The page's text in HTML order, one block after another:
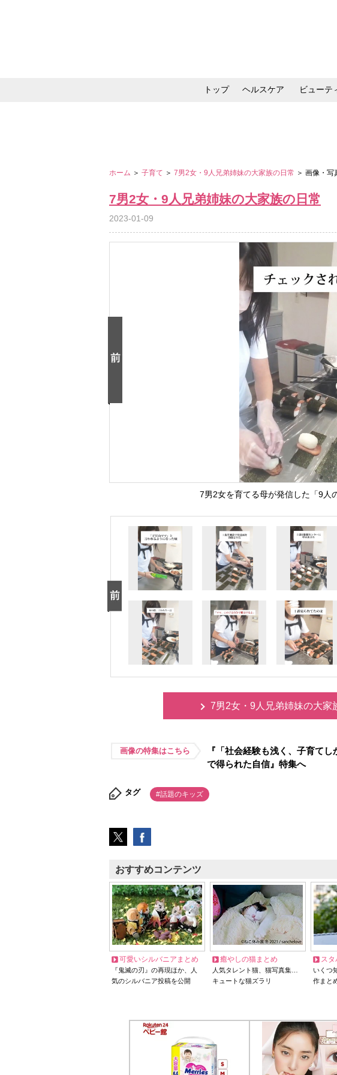
トップ ヘルスケア ビューテ
ホーム ＞ 子育て ＞ 7男2女・9人兄弟姉妹の大家族の日常 ＞ 画像・写
7男2女・9人兄弟姉妹の大家族の日常
2023-01-09
7男2女を育てる母が発信した「9人
7男2女・9人兄弟姉妹の大家
画像の特集はこちら
『「社会経験も浅く、子育て
で得られた自信』特集へ
タグ #話題のキッズ
おすすめコンテンツ
可愛いシルバニアまとめ
『鬼滅の刃』の再現ほか、人
気のシルバニア投稿を公開
癒やしの猫まとめ
人気タレント猫、猫写真集…
キュートな猫ズラリ
スタ
いくつ
作まと